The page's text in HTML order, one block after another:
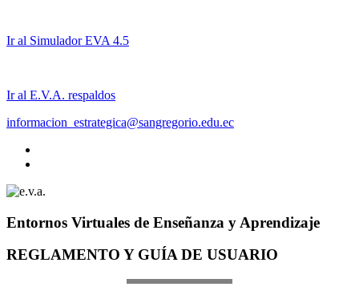
Ir al Simulador EVA 4.5
Ir al E.V.A. respaldos
informacion_estrategica@sangregorio.edu.ec
Entornos Virtuales de Enseñanza y Aprendizaje
REGLAMENTO Y GUÍA DE USUARIO